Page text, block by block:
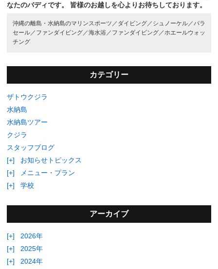
なたのバディです。
皆様のお越しを心よりお待ちしております。
沖縄の離島・水納島のマリンスポーツ／ ダイビング／ シュノーケル／ パラ
セール／ ファンダイビング／海水浴／ ファンダイビング／ ホエールウォッ
チング
カテゴリー
ザトウクジラ
水納島
水納島ツアー
クジラ
スタッフブログ
[+]
お知らせトピックス
[+]
メニュー・プラン
[+]
学校
アーカイブ
[+]
2026年
[+]
2025年
[+]
2024年